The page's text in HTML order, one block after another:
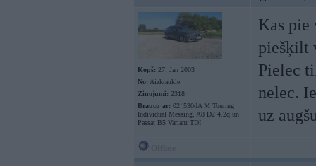
Kopš: 27. Jan 2003
No: Aizkraukle
Ziņojumi: 2318
Braucu ar: 02’ 530dA M Touring
Individual Messing, A8 D2 4.2q un
Passat B5 Variant TDI
Kas pie
piešķilt
Pielec
nelec.
uz